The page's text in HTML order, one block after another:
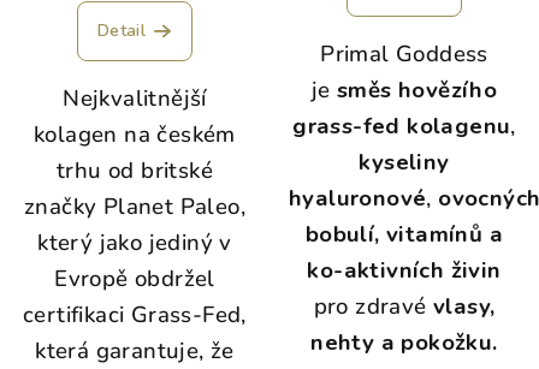
Detail
Nejkvalitnější
kolagen na českém
trhu od britské
značky Planet Paleo,
který jako jediný v
Evropě obdržel
certifikaci Grass-Fed,
která garantuje, že
Primal Goddess
je směs hovězího
grass-fed kolagenu,
kyseliny
hyaluronové,
bobulí, vitamínů a
ko-aktivních živin
pro zdravé vlasy,
nehty a pokožku.